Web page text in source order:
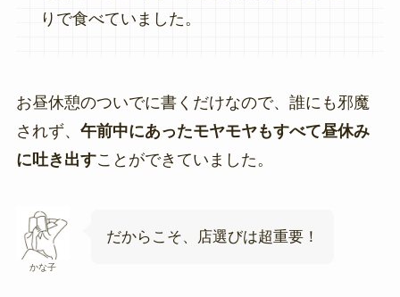
りで食べていました。
お昼休憩のついでに書くだけなので、誰にも邪魔
されず、 午前中にあったモヤモヤもすべて昼休み
に吐き出すことができていました。
かな子
だからこそ、店選びは超重要！